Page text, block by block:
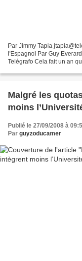
Par Jimmy Tapia
l'Espagnol Par Guy
Telégrafo Cela fait un an
Malgré les
moins
Publié le 27/09/2008 à
Par guyzoducamer